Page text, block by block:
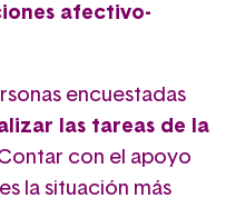
afectivo-
encuestadas
las tareas de la
con el apoyo
la situación más